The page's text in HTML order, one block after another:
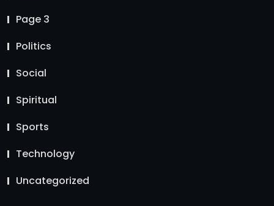
Page 3
Politics
Social
Spiritual
Sports
Technology
Uncategorized